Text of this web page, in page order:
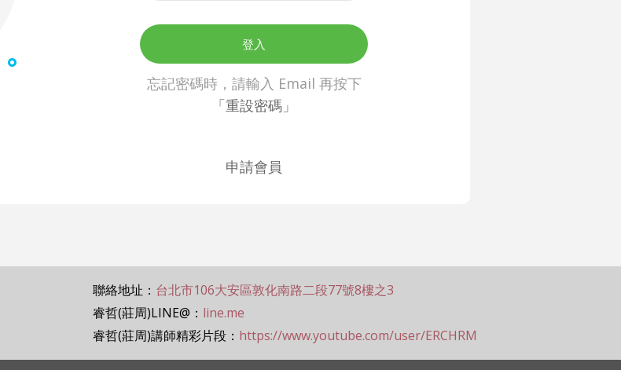
登入
忘記密碼時，請輸入 Email 再按下
「重設密碼」
申請會員
聯絡地址： 台北市106大安區敦化南路二段77號8樓之3
睿哲(莊周)LINE@： line.me
睿哲(莊周)講師精彩片段： https://www.youtube.com/user/ERCHRM